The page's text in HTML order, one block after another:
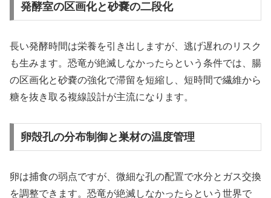
発酵室の区画化と砂嚢の二段化
長い発酵時間は栄養を引き出しますが、逃げ遅れのリスク
も生みます。恐竜が絶滅しなかったらという条件では、腸
の区画化と砂嚢の強化で滞留を短縮し、短時間で繊維から
糖を抜き取る複線設計が主流になります。
卵殻孔の分布制御と巣材の温度管理
卵は捕食の弱点ですが、微細な孔の配置で水分とガス交換
を調整できます。恐竜が絶滅しなかったらという世界で